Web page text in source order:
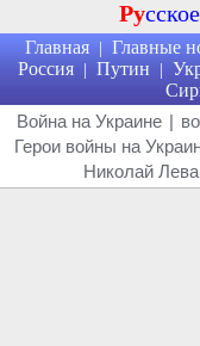
Русское
Главная | Главные
Россия | Путин |
Война на Украине |
Герои войны на
Николай